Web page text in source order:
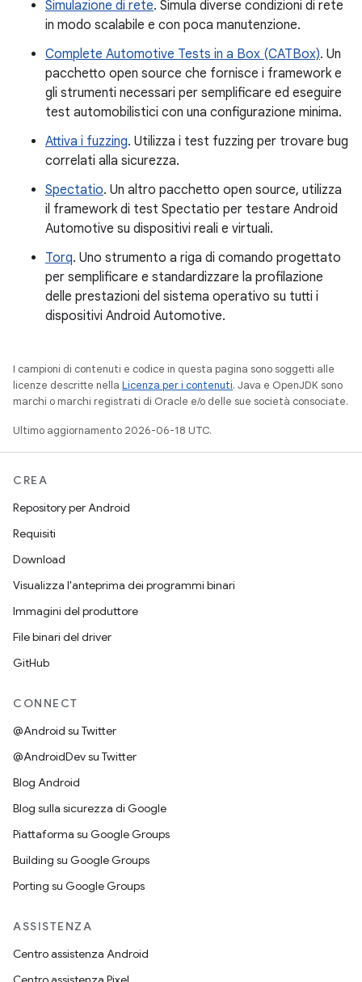
Simulazione di rete. Simula diverse condizioni di rete
in modo scalabile e con poca manutenzione.
Complete Automotive Tests in a Box (CATBox). Un
pacchetto open source che fornisce i framework e
gli strumenti necessari per semplificare ed eseguire
test automobilistici con una configurazione minima.
Attiva i fuzzing. Utilizza i test fuzzing per trovare bug
correlati alla sicurezza.
Spectatio. Un altro pacchetto open source, utilizza
il framework di test Spectatio per testare Android
Automotive su dispositivi reali e virtuali.
Torq. Uno strumento a riga di comando progettato
per semplificare e standardizzare la profilazione
delle prestazioni del sistema operativo su tutti i
dispositivi Android Automotive.
I campioni di contenuti e codice in questa pagina sono soggetti alle
licenze descritte nella Licenza per i contenuti. Java e OpenJDK sono
marchi o marchi registrati di Oracle e/o delle sue società consociate.
Ultimo aggiornamento 2026-06-18 UTC.
CREA
Repository per Android
Requisiti
Download
Visualizza l'anteprima dei programmi binari
Immagini del produttore
File binari del driver
GitHub
CONNECT
@Android su Twitter
@AndroidDev su Twitter
Blog Android
Blog sulla sicurezza di Google
Piattaforma su Google Groups
Building su Google Groups
Porting su Google Groups
ASSISTENZA
Centro assistenza Android